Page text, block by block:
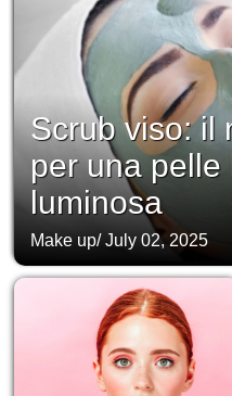
Scrub viso: il
per una pelle
luminosa
Make up/July 02, 2025